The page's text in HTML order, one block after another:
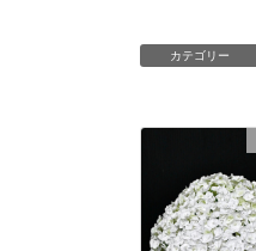
カテゴリー